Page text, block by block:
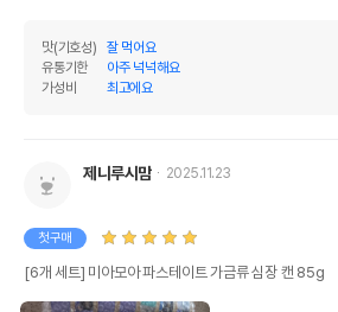
맛(기호성)
잘 먹어요
유통기한
아주 넉넉해요
가성비
최고에요
제니루시맘 2025.11.23
첫구매
[6개 세트] 미아모아 파스테이트 가금류 심장 캔 85g